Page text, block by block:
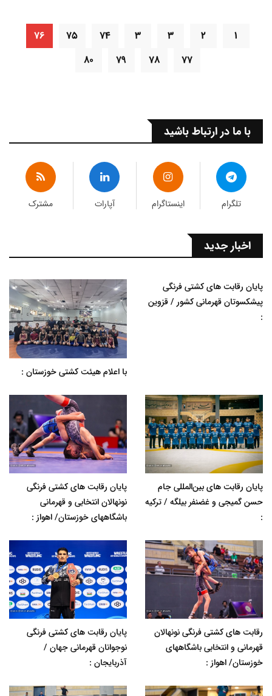
۱ ۲ ۳ ۳ ۷۴ ۷۵
۷۶
۷۷
۷۸ ۷۹ ۸۰
با ما در ارتباط باشید
تلگرام اینستاگرام آپارات مشترک
اخبار جدید
پایان رقابت های کشتی فرنگی
پیشکسوتان قهرمانی کشور / قزوین
:
با اعلام هیئت کشتی خوزستان :
پایان رقابت های بین‌المللی جام
حسن گمیجی و غضنفر بیلگه / ترکیه
:
پایان رقابت های کشتی فرنگی
نونهالان انتخابی و قهرمانی
باشگاههای خوزستان/ اهواز :
رقابت های کشتی فرنگی نونهالان
قهرمانی و انتخابی باشگاههای
خوزستان/ اهواز :
پایان رقابت های کشتی فرنگی
نوجوانان قهرمانی جهان /
آذربایجان :